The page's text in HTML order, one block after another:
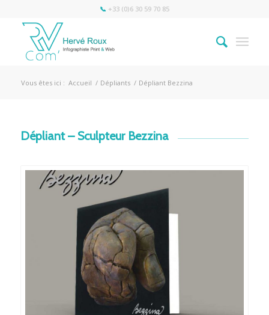
📞 +33 (0)6 30 59 70 85
Vous êtes ici : Accueil / Dépliants / Dépliant Bezzina
Dépliant – Sculpteur Bezzina